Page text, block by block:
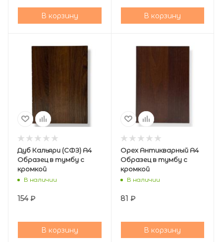
В корзину В корзину
Дуб Кальяри (СФЗ) А4
Образец в тумбу с
кромкой
В наличии
154₽
В корзину
Орех Антикварный А4
Образец в тумбу с
кромкой
В наличии
81 ₽
В корзину